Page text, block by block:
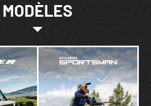
MODÈLES